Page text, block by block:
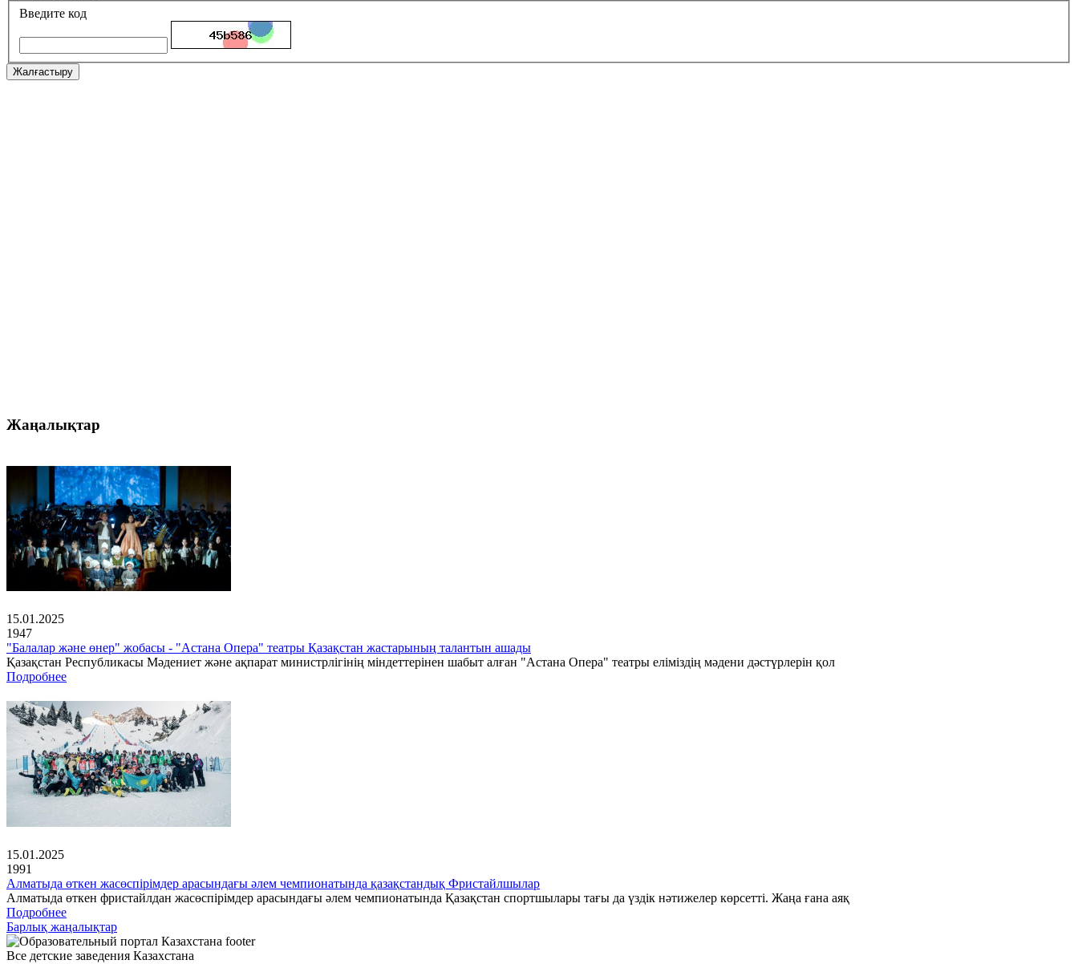
Введите код
Жалғастыру
Жаңалықтар
15.01.2025
1947
"Балалар және өнер" жобасы - "Астана Опера" театры Қазақстан жастарының талантын ашады
Қазақстан Республикасы Мәдениет және ақпарат министрлігінің міндеттерінен шабыт алған "Астана Опера" театры еліміздің мәдени дәстүрлерін қол
Подробнее
15.01.2025
1991
Алматыда өткен жасөспірімдер арасындағы әлем чемпионатында қазақстандық Фристайлшылар
Алматыда өткен фристайлдан жасөспірімдер арасындағы әлем чемпионатында Қазақстан спортшылары тағы да үздік нәтижелер көрсетті. Жаңа ғана аяқ
Подробнее
Барлық жаңалықтар
Все детские заведения Казахстана